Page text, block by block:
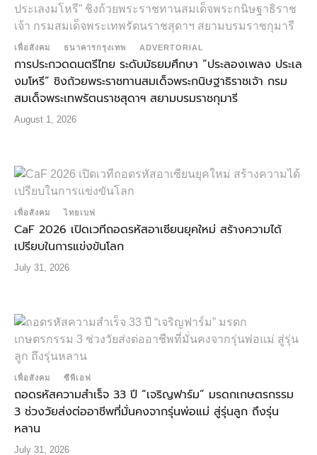
เพื่อสังคม ธนาคารกรุงเทพ ADVERTORIAL
การประกวดดนตรีไทย ระดับมัธยมศึกษา “ประลองเพลง ประเล
งมโหรี” ชิงถ้วยพระราชทานสมเด็จพระกนิษฐาธิราชเจ้า กรม
สมเด็จพระเทพรัตนราชสุดาฯ สยามบรมราชกุมารี
August 1, 2026
เพื่อสังคม ไทยเบฟ
CaF 2026 เปิดเวทีถอดรหัสอาเซียนยุคใหม่ สร้างความได้
เปรียบในการแข่งขันโลก
July 31, 2026
เพื่อสังคม ซีพีเอฟ
ถอดรหัสความสำเร็จ 33 ปี “เจริญฟาร์ม” มรดกเกษตรกรรม
3 ช่วงวัยส่งต่ออาชีพที่มั่นคงจากรุ่นพ่อแม่ สู่รุ่นลูก ถึงรุ่น
หลาน
July 31, 2026